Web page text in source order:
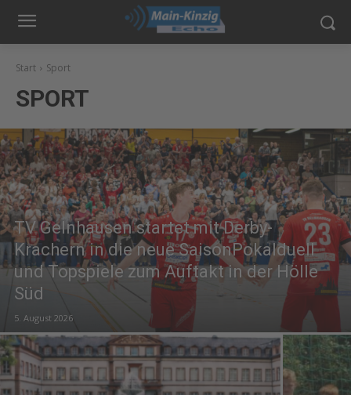
Start Sport
SPORT
TV Gelnhausen startet mit Derby-
Krachern in die neue SaisonPokalduell
und Topspiele zum Auftakt in der Hölle
Süd
5. August 2026